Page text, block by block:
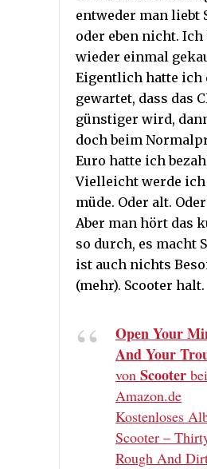
entweder man liebt
oder eben nicht. Ich
wieder einmal
Eigentlich hatte ich
gewartet, dass das
günstiger wird,
doch beim
Euro hatte ich
Vielleicht werde ich
müde. Oder alt.
Aber man hört das
so durch, es macht
ist auch nichts
(mehr). Scooter halt.
Open Your
And Your
von Scooter bei
Amazon.de
Kostenloses
Scooter –
Rough And